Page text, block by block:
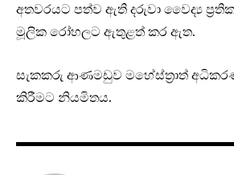
අතවරයට පත්ව ඇති දරුවා වෛද්‍ය
මූලික රෝහලට ඇතුළත් කර ඇත.
සැකකරු ආණමඩුව මහේස්ත්‍රාත්
කිරීමට නියමිතය.